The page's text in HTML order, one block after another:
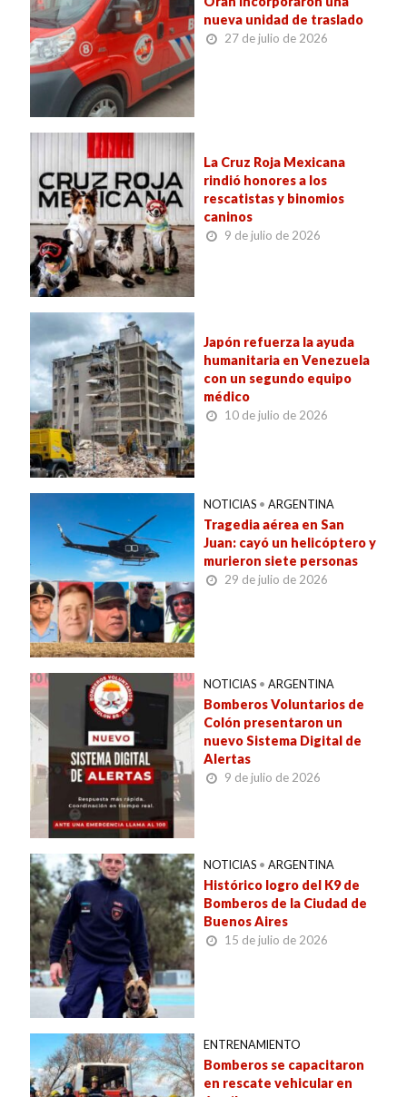
nueva unidad de traslado
27 de julio de 2026
La Cruz Roja Mexicana
rindió honores a los
rescatistas y binomios
caninos
9 de julio de 2026
Japón refuerza la ayuda
humanitaria en Venezuela
con un segundo equipo
médico
10 de julio de 2026
NOTICIAS • ARGENTINA
Tragedia aérea en San
Juan: cayó un helicóptero y
murieron siete personas
29 de julio de 2026
NOTICIAS • ARGENTINA
Bomberos Voluntarios de
Colón presentaron un
nuevo Sistema Digital de
Alertas
9 de julio de 2026
NOTICIAS • ARGENTINA
Histórico logro del K9 de
Bomberos de la Ciudad de
Buenos Aires
15 de julio de 2026
ENTRENAMIENTO
Bomberos se capacitaron
en rescate vehicular en